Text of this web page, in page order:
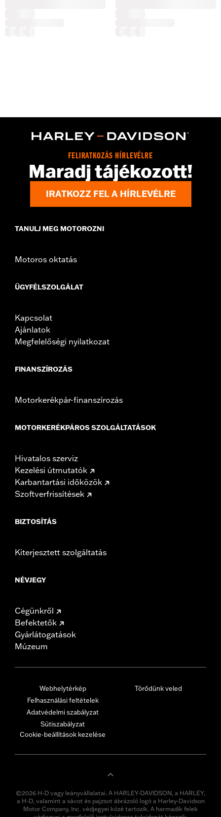
FELIRATKOZÁS HÍRLEVÉLRE
Maradj tájékozott!
IRATKOZZ FEL A HÍRLEVÉLRE
TANULJ MEG MOTOROZNI
Motoros oktatás
ÜGYFÉLSZOLGÁLAT
Kapcsolat
Ajánlatok
Megfelelőségi nyilatkozat
FINANSZÍROZÁS
Motorkerékpár-finanszírozás
MOTORKERÉKPÁROS SZOLGÁLTATÁSOK
Hivatalos szerviz
Kezelési útmutatók
Karbantartási időközök
Szoftverfrissítések
BIZTOSÍTÁS
Kiterjesztett szolgáltatás
NÉVJEGY
Cégünkről
Befektetők
Gyárlátogatások
Múzeum
Webhelytérkép
Felhasználási feltételek
Adatvédelmi szabályzat
Sütiszabályzat
Cookie-beállítások kezelése
Törődünk veled
©2026 H-D vagy leányvállalatai. A HARLEY-DAVIDSON, a HARLEY,
a H-D, valamint a sávot és pajzsot ábrázoló logó a Harley-Davidson
Motor Company, Inc. védjegyei közé tartozik. A harmadik felek